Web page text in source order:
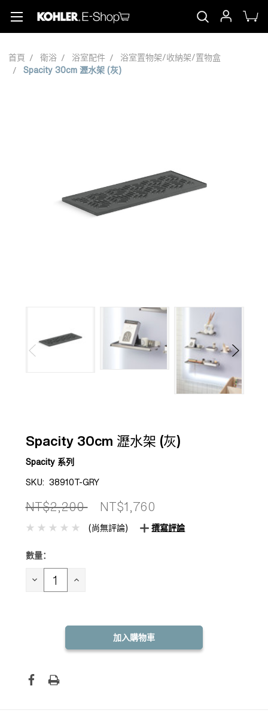
首頁 衛浴 浴室配件
浴室置物架/收納架/置物盒
Spacity 30cm 瀝水架 (灰)
Spacity 30cm 瀝水架 (灰)
Spacity 系列
SKU: 38910T-GRY
NT$2,200 NT$1,760
(尚無評論) 撰寫評論
目前
存：
數量：
減 增